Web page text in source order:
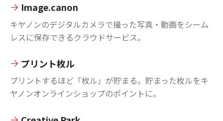
Image.canon
キヤノンのデジタルカメラで撮った写真・動画をシーム
レスに保存できるクラウドサービス。
プリント枚ル
プリントするほど「枚ル」が貯まる。貯まった枚ルをキ
ヤノンオンラインショップのポイントに。